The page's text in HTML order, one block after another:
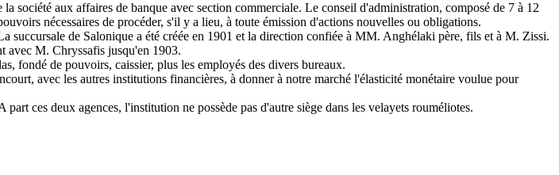
société aux affaires de banque avec section commerciale. Le conseil d'administration, composé de 7 à 12
nécessaires de procéder, s'il y a lieu, à toute émission d'actions nouvelles ou obligations.
succursale de Salonique a été créée en 1901 et la direction confiée à MM. Anghélaki père, fils et à M. Zissi.
avec M. Chryssafis jusqu'en 1903.
fondé de pouvoirs, caissier, plus les employés des divers bureaux.
avec les autres institutions financières, à donner à notre marché l'élasticité monétaire voulue pour
ces deux agences, l'institution ne possède pas d'autre siège dans les velayets rouméliotes.